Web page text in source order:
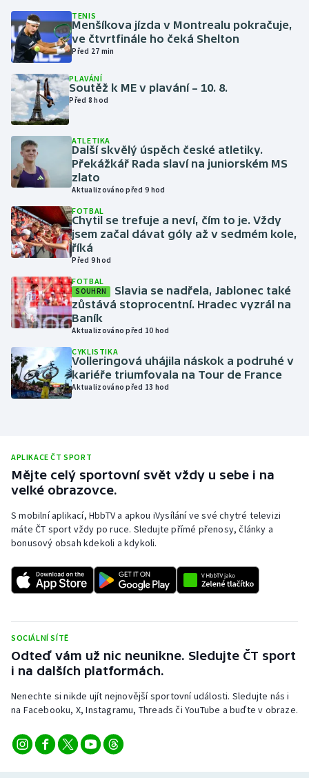
Dostihy
Florbal
Futsal
Golf
Gymnastika
Házená
Jezdectví
Judo
Krasobruslení
Lezení
Moderní pětiboj
Parasport
Plážový volejbal
Ragby
Rychlostní kanoistika
Short track
Sportovní střelba
Stolní tenis
Triatlon
TENIS
Menšíkova jízda v Montrealu pokračuje,
ve čtvrtfinále ho čeká Shelton
Před 27 min
PLAVÁNÍ
Soutěž k ME v plavání – 10. 8.
Před 8 hod
ATLETIKA
Další skvělý úspěch české atletiky.
Překážkář Rada slaví na juniorském MS
zlato
Aktualizováno před 9 hod
FOTBAL
Chytil se trefuje a neví, čím to je. Vždy
jsem začal dávat góly až v sedmém kole,
říká
Před 9 hod
FOTBAL
SOUHRN
Slavia se nadřela, Jablonec také
zůstává stoprocentní. Hradec vyzrál na
Baník
Aktualizováno před 10 hod
CYKLISTIKA
Volleringová uhájila náskok a podruhé v
kariéře triumfovala na Tour de France
Aktualizováno před 13 hod
APLIKACE ČT SPORT
Mějte celý sportovní svět vždy u sebe i na
velké obrazovce.
S mobilní aplikací, HbbTV a apkou iVysílání ve své chytré televizi
máte ČT sport vždy po ruce. Sledujte přímé přenosy, články a
bonusový obsah kdekoli a kdykoli.
SOCIÁLNÍ SÍTĚ
Odteď vám už nic neunikne. Sledujte ČT sport
i na dalších platformách.
Nenechte si nikde ujít nejnovější sportovní události. Sledujte nás i
na Facebooku, X, Instagramu, Threads či YouTube a buďte v obraze.